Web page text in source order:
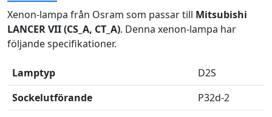
Xenon-lampa från Osram som passar till Mitsubishi
LANCER VII (CS_A, CT_A). Denna xenon-lampa har
följande specifikationer.
Lamptyp
D2S
Sockelutförande
P32d-2